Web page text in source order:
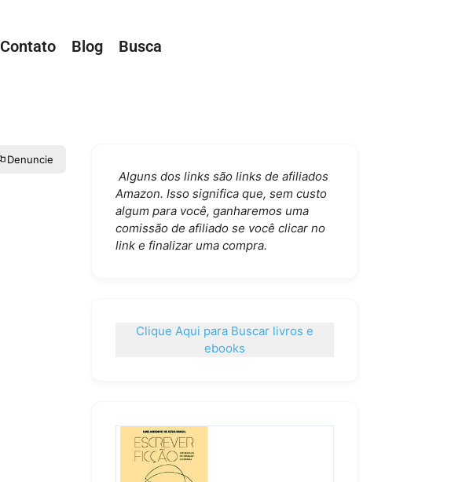
Contato Blog Busca
Denuncie
Alguns dos links são links de afiliados
Amazon. Isso significa que, sem custo
algum para você, ganharemos uma
comissão de afiliado se você clicar no
link e finalizar uma compra.
Clique Aqui para Buscar livros e
ebooks